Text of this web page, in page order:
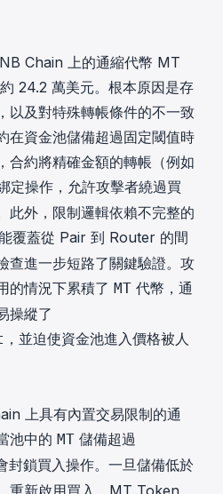
Chain 上的通縮代幣 MT
24.2 萬美元。根本原因是存
以及對特殊轉帳條件的不一致
在資金池儲備超過固定閾值時
合約將精確金額的轉帳（例如
定操作，允許攻擊者繞過買
此外，限制邏輯依賴不完整的
覆蓋從 Pair 到 Router 的間
查進一步短路了關鍵驗證。攻
的情況下累積了 MT 代幣，通
操縱了
，並迫使資金池進入價格被人
上具有內置交易限制的通
池中的 MT 儲備超過
封鎖買入操作。一旦儲備低於
重新啟用買入。MT Token